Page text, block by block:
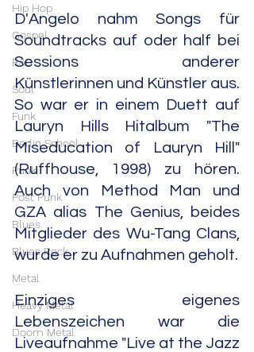
Hip Hop
Gospel
R&B
Soul
Funk
Berlin School
Punk
Post Punk
Blues
Blues Rock
Metal
Heavy Metal
Doom Metal
D'Angelo nahm Songs für
Soundtracks auf oder half bei
Sessions anderer
Künstlerinnen und Künstler aus.
So war er in einem Duett auf
Lauryn Hills Hitalbum "The
Miseducation of Lauryn Hill"
(Ruffhouse, 1998) zu hören.
Auch von Method Man und
GZA alias The Genius, beides
Mitglieder des Wu-Tang Clans,
wurde er zu Aufnahmen geholt.
Einziges eigenes
Lebenszeichen war die
Liveaufnahme "Live at the Jazz